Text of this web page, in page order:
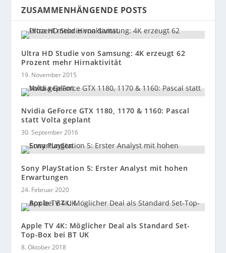
ZUSAMMENHÄNGENDE POSTS
Ultra HD Studie von Samsung: 4K erzeugt 62
Prozent mehr Hirnaktivität
19. November 2015
Nvidia GeForce GTX 1180, 1170 & 1160: Pascal
statt Volta geplant
30. September 2016
Sony PlayStation 5: Erster Analyst mit hohen
Erwartungen
24. Februar 2020
Apple TV 4K: Möglicher Deal als Standard Set-
Top-Box bei BT UK
8. Oktober 2018